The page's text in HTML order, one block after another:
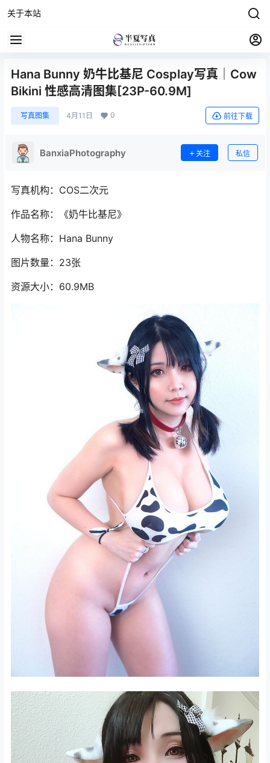
关于本站
Hana Bunny 奶牛比基尼 Cosplay写真｜Cow
Bikini 性感高清图集[23P-60.9M]
写真图集 4月11日 0 前往下载
BanxiaPhotography 关注 私信
写真机构：COS二次元
作品名称：《奶牛比基尼》
人物名称：Hana Bunny
图片数量：23张
资源大小：60.9MB